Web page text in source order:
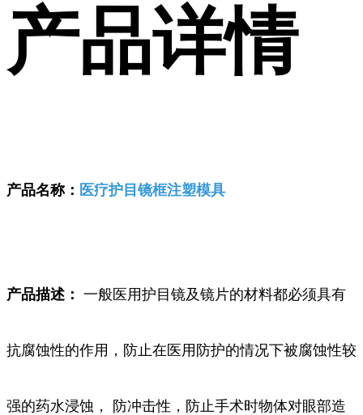
产品详情
产品名称： 医疗护目镜框注塑模具
产品描述： 一般医用护目镜及镜片的材料都必须具有
抗腐蚀性的作用，防止在医用防护的情况下被腐蚀性较
强的药水浸蚀， 防冲击性，防止手术时物体对眼部造